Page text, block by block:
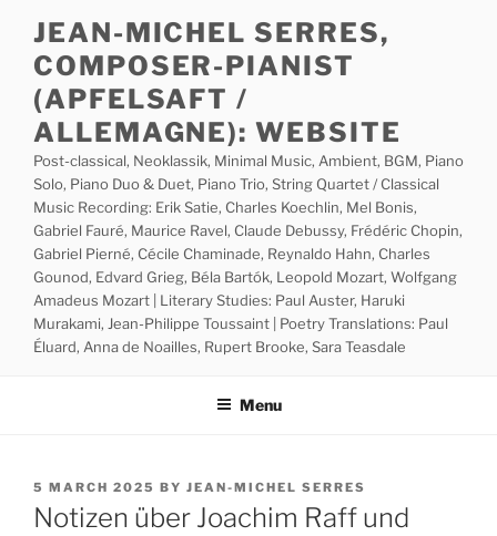
content
JEAN-MICHEL SERRES,
COMPOSER-PIANIST
(APFELSAFT /
ALLEMAGNE): WEBSITE
Post-classical, Neoklassik, Minimal Music, Ambient, BGM, Piano
Solo, Piano Duo & Duet, Piano Trio, String Quartet / Classical
Music Recording: Erik Satie, Charles Koechlin, Mel Bonis,
Gabriel Fauré, Maurice Ravel, Claude Debussy, Frédéric Chopin,
Gabriel Pierné, Cécile Chaminade, Reynaldo Hahn, Charles
Gounod, Edvard Grieg, Béla Bartók, Leopold Mozart, Wolfgang
Amadeus Mozart | Literary Studies: Paul Auster, Haruki
Murakami, Jean-Philippe Toussaint | Poetry Translations: Paul
Éluard, Anna de Noailles, Rupert Brooke, Sara Teasdale
Menu
POSTED
ON
5 MARCH 2025 BY JEAN-MICHEL SERRES
Notizen über Joachim Raff und